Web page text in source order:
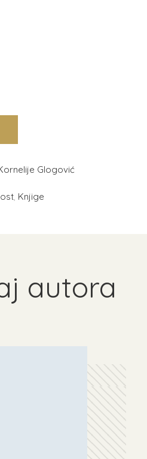
Glogović
Knjige
autora